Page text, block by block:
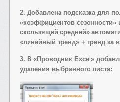
2. Добавлена подсказка для
«коэффициентов сезонности»
скользящей средней»
«линейный тренд» + тренд за
3. В «Проводник Excel»
удаления выбранного листа: